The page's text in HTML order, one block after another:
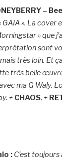
–
». La cover
» que
sont
très loin. Et
très belle
ma G Waly.
+ CHAOS, +
: C’est